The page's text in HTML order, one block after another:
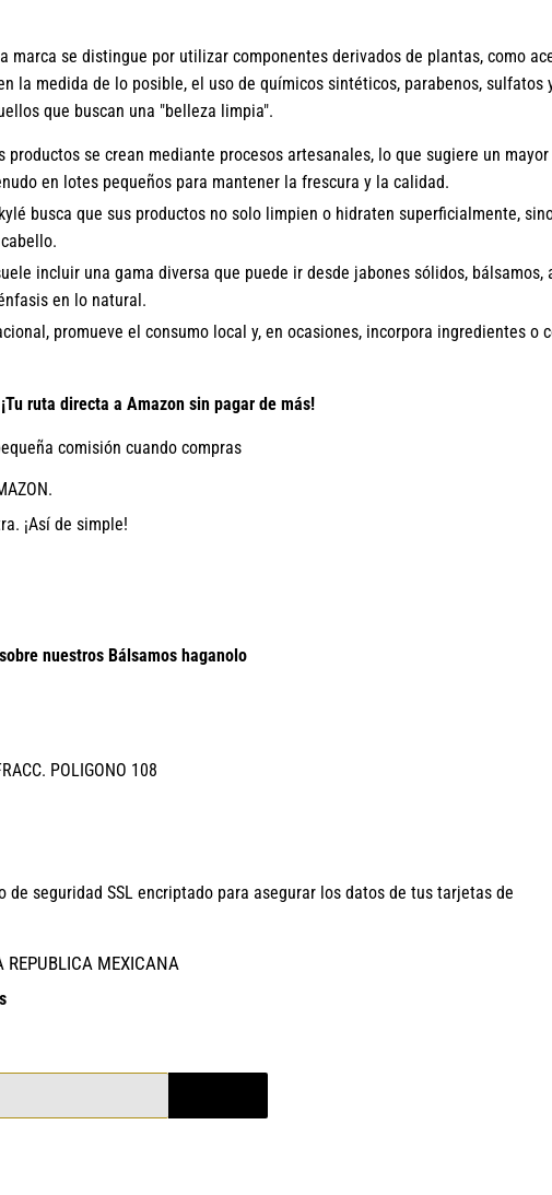
marca se distingue por utilizar componentes derivados de plantas, como
la medida de lo posible, el uso de químicos sintéticos, parabenos,
que buscan una "belleza limpia".
productos se crean mediante procesos artesanales, lo que sugiere un
en lotes pequeños para mantener la frescura y la calidad.
busca que sus productos no solo limpien o hidraten superficialmente,
incluir una gama diversa que puede ir desde jabones sólidos,
en lo natural.
promueve el consumo local y, en ocasiones, incorpora ingredientes o
ruta directa a Amazon sin pagar de más!
comisión cuando compras
¡Así de simple!
nuestros Bálsamos haganolo
POLIGONO 108
de seguridad SSL encriptado para asegurar los datos de tus tarjetas de
REPUBLICA MEXICANA